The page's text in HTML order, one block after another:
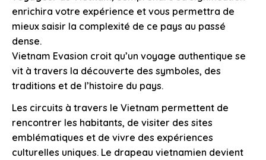
enrichira votre expérience et vous permettra de
mieux saisir la complexité de ce pays au passé
dense.
Vietnam Evasion croit qu’un voyage authentique se
vit à travers la découverte des symboles, des
traditions et de l’histoire du pays.
Les circuits à travers le Vietnam permettent de
rencontrer les habitants, de visiter des sites
emblématiques et de vivre des expériences
culturelles uniques. Le drapeau vietnamien devient